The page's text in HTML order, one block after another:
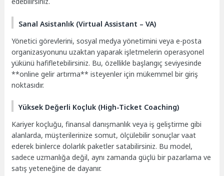
Sanal Asistanlık (Virtual Assistant – VA)
Yönetici görevlerini, sosyal medya yönetimini veya e-posta
organizasyonunu uzaktan yaparak işletmelerin operasyonel
yükünü hafifletebilirsiniz. Bu, özellikle başlangıç seviyesinde
**online gelir artırma** isteyenler için mükemmel bir giriş
noktasıdır.
Yüksek Değerli Koçluk (High-Ticket Coaching)
Kariyer koçluğu, finansal danışmanlık veya iş geliştirme gibi
alanlarda, müşterilerinize somut, ölçülebilir sonuçlar vaat
ederek binlerce dolarlık paketler satabilirsiniz. Bu model,
sadece uzmanlığa değil, aynı zamanda güçlü bir pazarlama ve
satış yeteneğine de dayanır.